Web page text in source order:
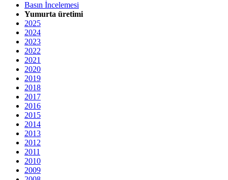
Basın İncelemesi
Yumurta üretimi
2025
2024
2023
2022
2021
2020
2019
2018
2017
2016
2015
2014
2013
2012
2011
2010
2009